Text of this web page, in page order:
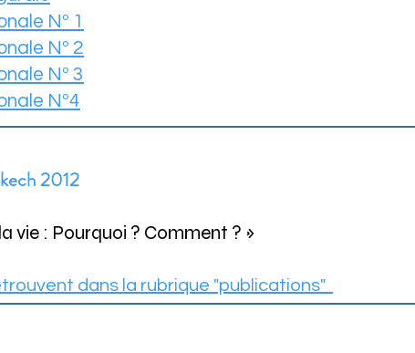
Nº 1
Nº 2
Nº 3
Nº4
2012
vie : Pourquoi ? Comment ? »
dans la rubrique "publications"